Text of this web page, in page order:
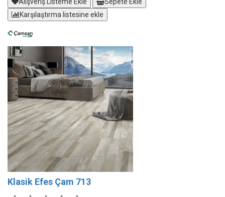
Karşılaştırma listesine ekle
Klasik Efes Çam 713